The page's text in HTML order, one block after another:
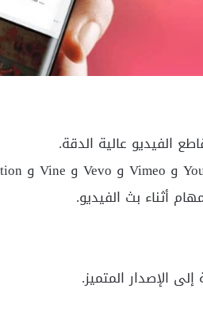
الفيديو عالية الدقة.
أثناء بث الفيديو.
الإصدار المتميز.